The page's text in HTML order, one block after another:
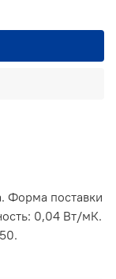
Форма поставки
0,04 Вт/мК.